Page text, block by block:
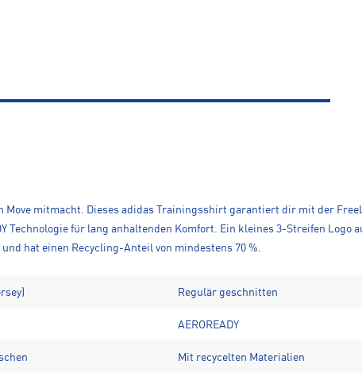
Move mitmacht. Dieses adidas Trainingsshirt garantiert dir mit der
Technologie für lang anhaltenden Komfort. Ein kleines 3-Streifen Logo
hat einen Recycling-Anteil von mindestens 70 %.
Regulär geschnitten
AEROREADY
Mit recycelten Materialien